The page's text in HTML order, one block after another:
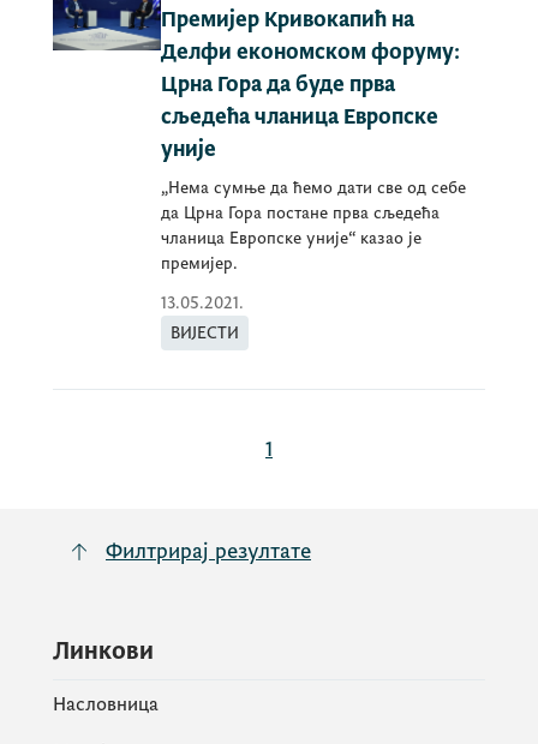
Премијер Кривокапић на
Делфи економском форуму:
Црна Гора да буде прва
сљедећа чланица Европске
уније
„Нема сумње да ћемо дати све од себе
да Црна Гора постане прва сљедећа
чланица Европске уније“ казао је
премијер.
13.05.2021.
ВИЈЕСТИ
1
Филтрирај резултате
Линкови
Насловница